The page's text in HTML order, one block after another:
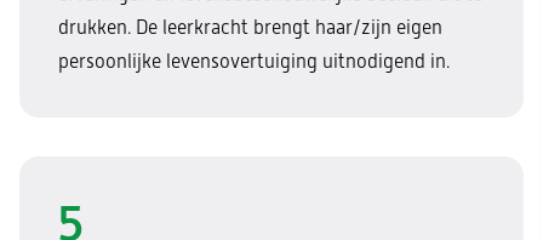
drukken. De leerkracht brengt haar/zijn eigen
persoonlijke levensovertuiging uitnodigend in.
5